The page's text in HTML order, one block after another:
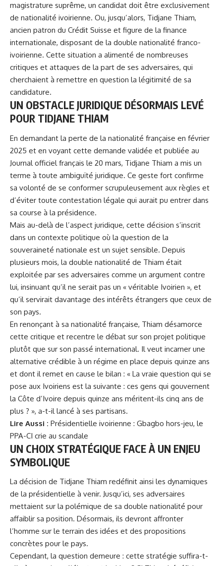
magistrature suprême, un candidat doit être exclusivement
de nationalité ivoirienne. Ou, jusqu’alors, Tidjane Thiam,
ancien patron du Crédit Suisse et figure de la finance
internationale, disposant de la double nationalité franco-
ivoirienne. Cette situation a alimenté de nombreuses
critiques et attaques de la part de ses adversaires, qui
cherchaient à remettre en question la légitimité de sa
candidature.
UN OBSTACLE JURIDIQUE DÉSORMAIS LEVÉ
POUR TIDJANE THIAM
En demandant la perte de la nationalité française en février
2025 et en voyant cette demande validée et publiée au
Journal officiel français le 20 mars, Tidjane Thiam a mis un
terme à toute ambiguïté juridique. Ce geste fort confirme
sa volonté de se conformer scrupuleusement aux règles et
d’éviter toute contestation légale qui aurait pu entrer dans
sa course à la présidence.
Mais au-delà de l’aspect juridique, cette décision s’inscrit
dans un contexte politique où la question de la
souveraineté nationale est un sujet sensible. Depuis
plusieurs mois, la double nationalité de Thiam était
exploitée par ses adversaires comme un argument contre
lui, insinuant qu’il ne serait pas un « véritable Ivoirien », et
qu’il servirait davantage des intérêts étrangers que ceux de
son pays.
En renonçant à sa nationalité française, Thiam désamorce
cette critique et recentre le débat sur son projet politique
plutôt que sur son passé international. Il veut incarner une
alternative crédible à un régime en place depuis quinze ans
et dont il remet en cause le bilan : « La vraie question qui se
pose aux Ivoiriens est la suivante : ces gens qui gouvernent
la Côte d’Ivoire depuis quinze ans méritent-ils cinq ans de
plus ? », a-t-il lancé à ses partisans.
Lire Aussi : Présidentielle ivoirienne : Gbagbo hors-jeu, le
PPA-CI crie au scandale
UN CHOIX STRATÉGIQUE FACE À UN ENJEU
SYMBOLIQUE
La décision de Tidjane Thiam redéfinit ainsi les dynamiques
de la présidentielle à venir. Jusqu’ici, ses adversaires
mettaient sur la polémique de sa double nationalité pour
affaiblir sa position. Désormais, ils devront affronter
l’homme sur le terrain des idées et des propositions
concrètes pour le pays.
Cependant, la question demeure : cette stratégie suffira-t-